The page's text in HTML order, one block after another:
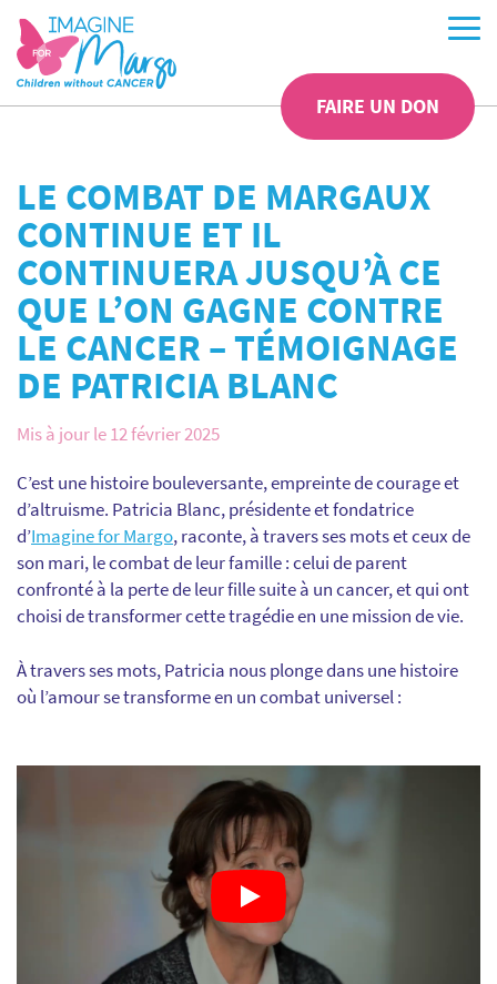
FAIRE UN DON
LE COMBAT DE MARGAUX
CONTINUE ET IL
CONTINUERA JUSQU’À CE
QUE L’ON GAGNE CONTRE
LE CANCER – TÉMOIGNAGE
DE PATRICIA BLANC
Mis à jour le 12 février 2025
C’est une histoire bouleversante, empreinte de courage et
d’altruisme. Patricia Blanc, présidente et fondatrice
d’Imagine for Margo, raconte, à travers ses mots et ceux de
son mari, le combat de leur famille : celui de parent
confronté à la perte de leur fille suite à un cancer, et qui ont
choisi de transformer cette tragédie en une mission de vie.
À travers ses mots, Patricia nous plonge dans une histoire
où l’amour se transforme en un combat universel :